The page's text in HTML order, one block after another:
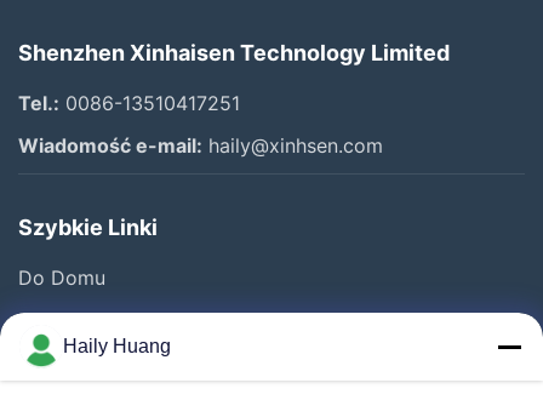
Shenzhen Xinhaisen Technology Limited
Tel.: 0086-13510417251
Wiadomość e-mail: haily@xinhsen.com
Szybkie Linki
Do Domu
Produkty
Filmy
Haily Huang